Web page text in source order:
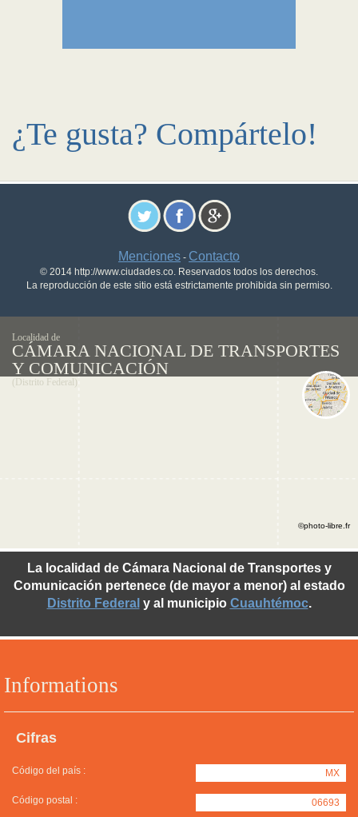
¿Te gusta? Compártelo!
Menciones - Contacto
© 2014 http://www.ciudades.co. Reservados todos los derechos.
La reproducción de este sitio está estrictamente prohibida sin permiso.
Localidad de
CÁMARA NACIONAL DE TRANSPORTES
Y COMUNICACIÓN
(Distrito Federal)
Informations
Cifras
Código del país : MX
Código postal : 06693
La localidad de Cámara Nacional de Transportes y
Comunicación pertenece (de mayor a menor) al estado
Distrito Federal y al municipio Cuauhtémoc.
©photo-libre.fr